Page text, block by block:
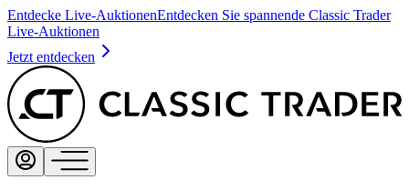
Entdecke Live-AuktionenEntdecken Sie spannende Classic Trader
Live-Auktionen
Jetzt entdecken